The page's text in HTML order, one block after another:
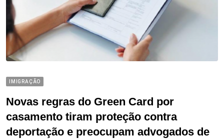
IMIGRAÇÃO
Novas regras do Green Card por
casamento tiram proteção contra
deportação e preocupam advogados de